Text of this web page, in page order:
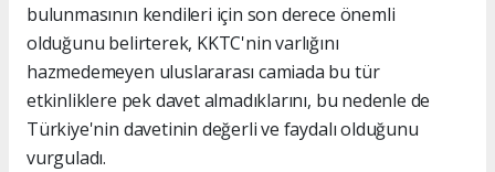
bulunmasının kendileri için son derece önemli
olduğunu belirterek, KKTC'nin varlığını
hazmedemeyen uluslararası camiada bu tür
etkinliklere pek davet almadıklarını, bu nedenle de
Türkiye'nin davetinin değerli ve faydalı olduğunu
vurguladı.